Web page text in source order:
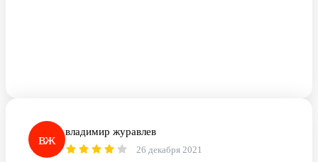
вж владимир журавлев
26 декабря 2021